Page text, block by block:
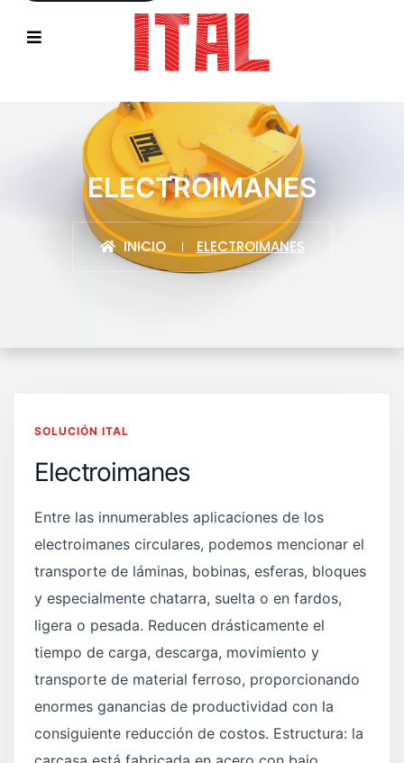
ELECTROIMANES
INICIO ELECTROIMANES
SOLUCIÓN ITAL
Electroimanes
Entre las innumerables aplicaciones de los
electroimanes circulares, podemos mencionar el
transporte de láminas, bobinas, esferas, bloques
y especialmente chatarra, suelta o en fardos,
ligera o pesada. Reducen drásticamente el
tiempo de carga, descarga, movimiento y
transporte de material ferroso, proporcionando
enormes ganancias de productividad con la
consiguiente reducción de costos. Estructura: la